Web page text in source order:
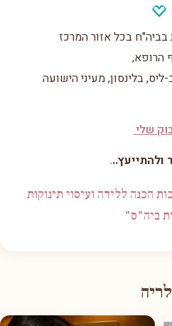
בביה"ח בכל אזור המרכז
הרופא,
בלינסון, מעיני הישועה
שלי
.
הכנה ללידה ועיסוי תינוקות
ביה"ס"